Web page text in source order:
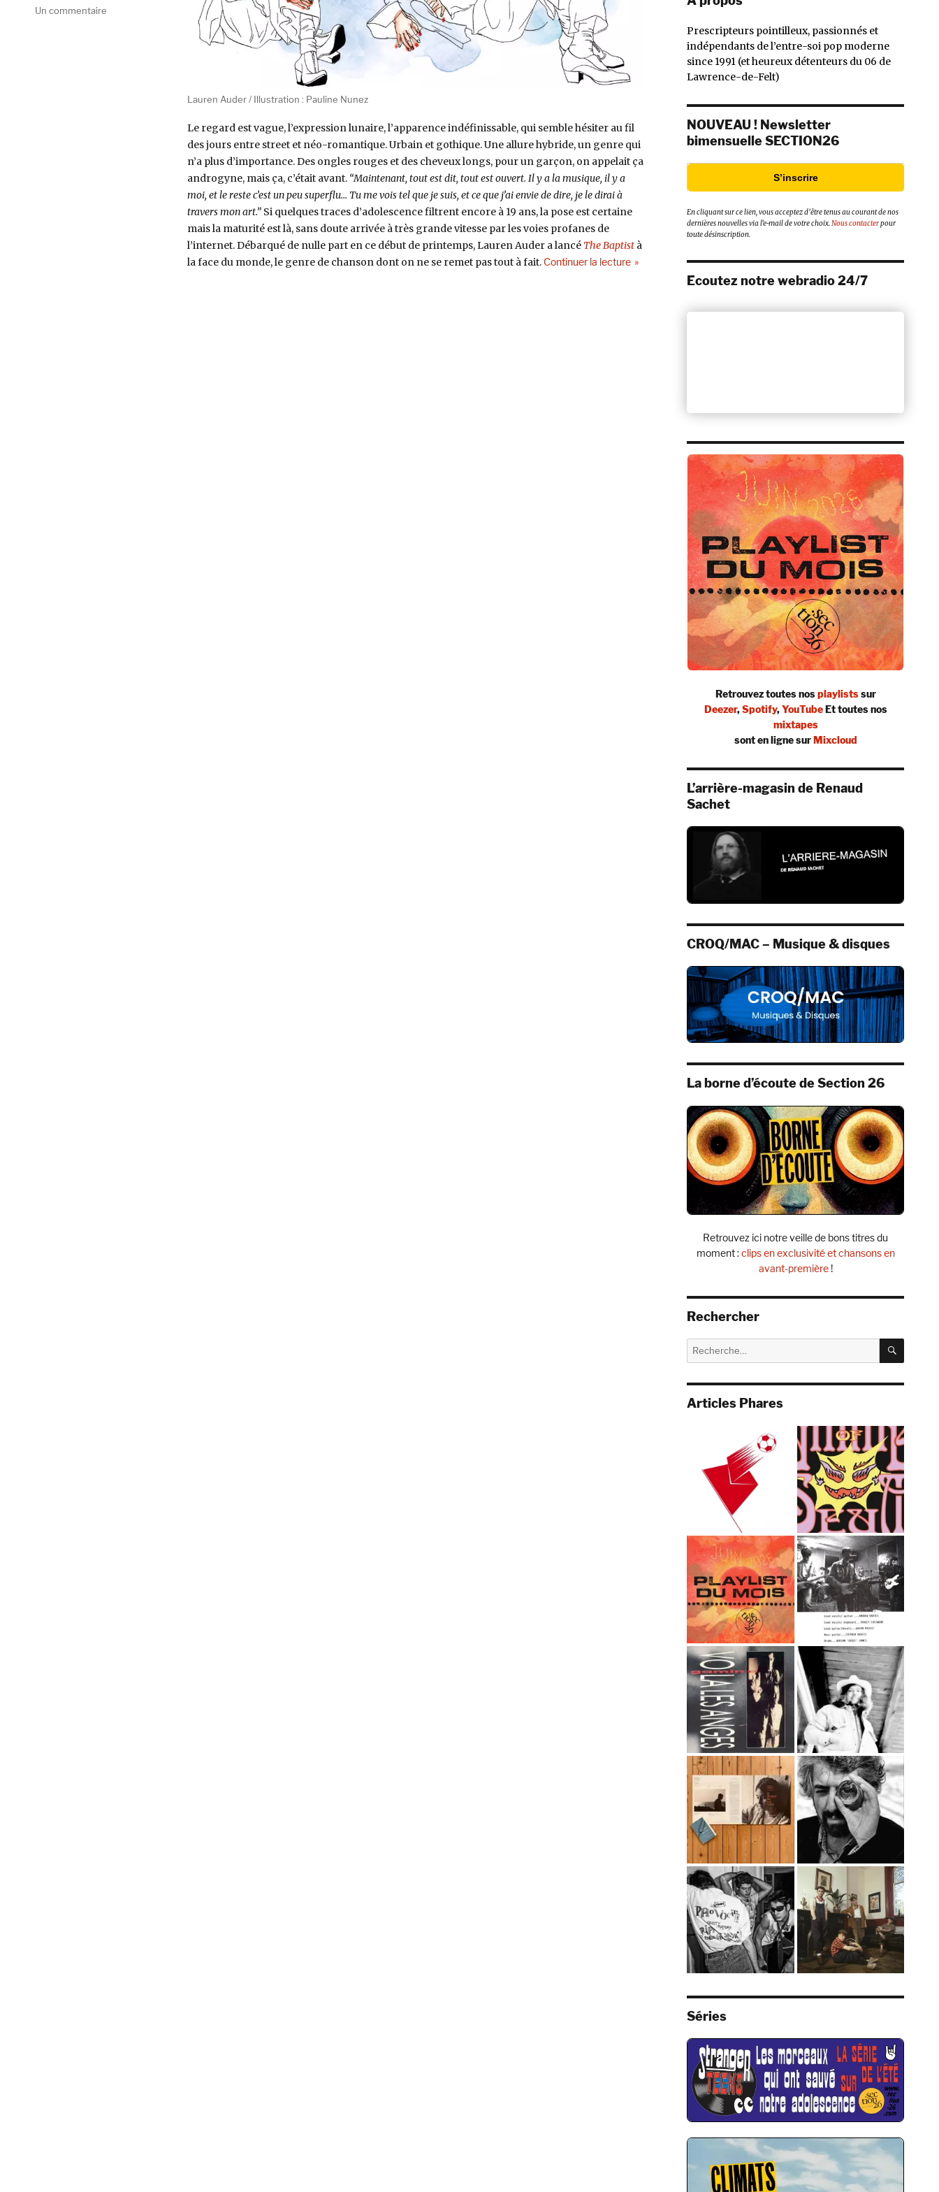
Lauren Auder / Illustration : Pauline Nunez
Le regard est vague, l’expression lunaire, l’apparence indéfinissable, qui semble hésiter au fil
des jours entre street et néo-romantique. Urbain et gothique. Une allure hybride, un genre qui
n’a plus d’importance. Des ongles rouges et des cheveux longs, pour un garçon, on appelait ça
androgyne, mais ça, c’était avant. “Maintenant, tout est dit, tout est ouvert. Il y a la musique, il y a
moi, et le reste c’est un peu superflu… Tu me vois tel que je suis, et ce que j’ai envie de dire, je le dirai à
travers mon art.”Si quelques traces d’adolescence filtrent encore à 19 ans, la pose est certaine
mais la maturité est là, sans doute arrivée à très grande vitesse par les voies profanes de
l’internet. Débarqué de nulle part en ce début de printemps, Lauren Auder a lancé The Baptistà
la face du monde, le genre de chanson dont on ne se remet pas tout à fait. Continuer la lecturede « Lauren Auder »
Un commentaire
Prescripteurs pointilleux, passionnés et
indépendants de l’entre-soi pop moderne
since 1991 (et heureux détenteurs du 06 de
Lawrence-de-Felt)
NOUVEAU ! Newsletter
bimensuelle SECTION26
S’inscrire
En cliquant sur ce lien, vous acceptez d’être tenus au courant de nos
dernières nouvelles via l’e-mail de votre choix.Nous contacterpour
toute désinscription.
Ecoutez notre webradio 24/7
Retrouvez toutes nosplaylistssur
Deezer,Spotify,YouTubeEt toutes nos
mixtapes
sont en ligne surMixcloud
L’arrière-magasin de Renaud
Sachet
CROQ/MAC – Musique & disques
La borne d’écoute de Section 26
Retrouvez ici notre veille de bons titres du
moment :clips en exclusivité et chansons en
avant-première!
Rechercher
Recherche
pour :
Articles Phares
Séries